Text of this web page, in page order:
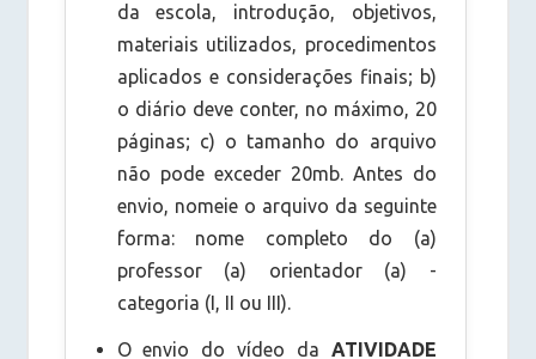
da escola, introdução, objetivos,
materiais utilizados, procedimentos
aplicados e considerações finais; b)
o diário deve conter, no máximo, 20
páginas; c) o tamanho do arquivo
não pode exceder 20mb. Antes do
envio, nomeie o arquivo da seguinte
forma: nome completo do (a)
professor (a) orientador (a) -
categoria (I, II ou III).
O envio do vídeo da ATIVIDADE